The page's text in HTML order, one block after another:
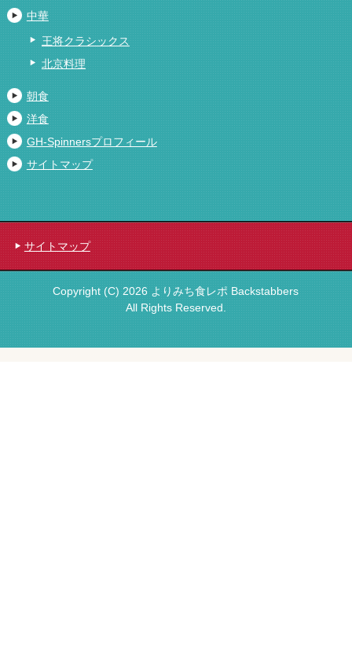
中華
王将クラシックス
北京料理
朝食
洋食
GH-Spinnersプロフィール
サイトマップ
サイトマップ
Copyright (C) 2026 よりみち食レポ Backstabbers
All Rights Reserved.